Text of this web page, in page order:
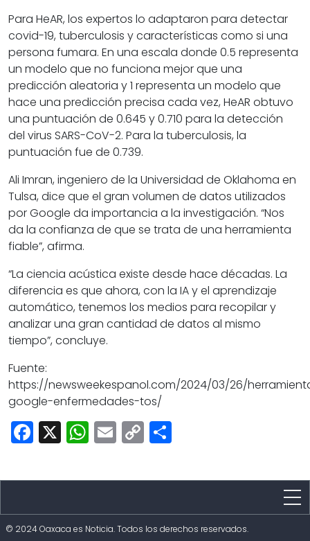
Para HeAR, los expertos lo adaptaron para detectar
covid-19, tuberculosis y características como si una
persona fumara. En una escala donde 0.5 representa
un modelo que no funciona mejor que una
predicción aleatoria y 1 representa un modelo que
hace una predicción precisa cada vez, HeAR obtuvo
una puntuación de 0.645 y 0.710 para la detección
del virus SARS-CoV-2. Para la tuberculosis, la
puntuación fue de 0.739.
Ali Imran, ingeniero de la Universidad de Oklahoma en
Tulsa, dice que el gran volumen de datos utilizados
por Google da importancia a la investigación. “Nos
da la confianza de que se trata de una herramienta
fiable”, afirma.
“La ciencia acústica existe desde hace décadas. La
diferencia es que ahora, con la IA y el aprendizaje
automático, tenemos los medios para recopilar y
analizar una gran cantidad de datos al mismo
tiempo”, concluye.
Fuente:
https://newsweekespanol.com/2024/03/26/
google-enfermedades-tos/
Facebook
X WhatsApp
Email
Copy
Link
Estado
© 2024 Oaxaca es Noticia. Todos los derechos reservados.